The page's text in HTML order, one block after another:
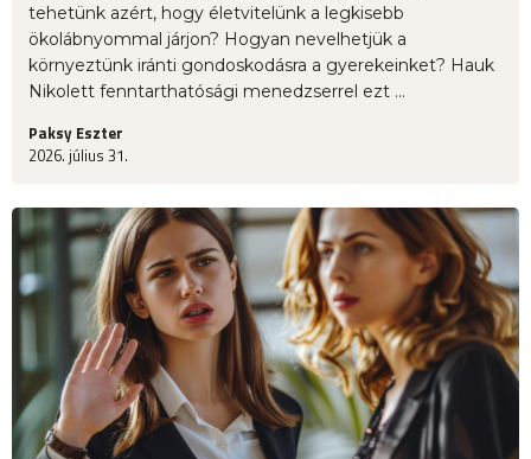
tehetünk azért, hogy életvitelünk a legkisebb
ökolábnyommal járjon? Hogyan nevelhetjük a
környeztünk iránti gondoskodásra a gyerekeinket? Hauk
Nikolett fenntarthatósági menedzserrel ezt ...
Paksy Eszter
2026. július 31.